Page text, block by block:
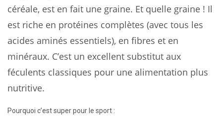
céréale, est en fait une graine. Et quelle graine ! Il
est riche en protéines complètes (avec tous les
acides aminés essentiels), en fibres et en
minéraux. C’est un excellent substitut aux
féculents classiques pour une alimentation plus
nutritive.
Pourquoi c’est super pour le sport :